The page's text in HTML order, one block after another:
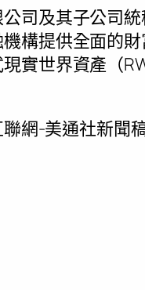
司及其子公司
構提供全面的
實世界資產（
網-美通社新聞